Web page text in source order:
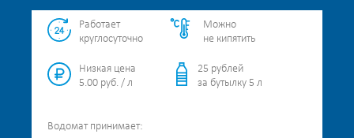
Работает
круглосуточно
Можно
не кипятить
Низкая цена
5.00 руб. / л
25 рублей
за бутылку 5 л
Водомат принимает: